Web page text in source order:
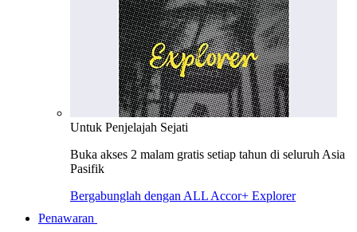
Untuk Penjelajah Sejati
Buka akses 2 malam gratis setiap tahun di seluruh Asia
Pasifik
Bergabunglah dengan ALL Accor+ Explorer
Penawaran